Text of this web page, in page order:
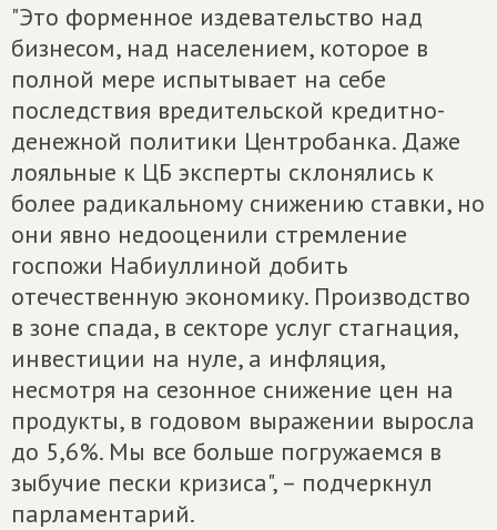
"Это форменное издевательство над
бизнесом, над населением, которое в
полной мере испытывает на себе
последствия вредительской кредитно-
денежной политики Центробанка. Даже
лояльные к ЦБ эксперты склонялись к
более радикальному снижению ставки, но
они явно недооценили стремление
госпожи Набиуллиной добить
отечественную экономику. Производство
в зоне спада, в секторе услуг стагнация,
инвестиции на нуле, а инфляция,
несмотря на сезонное снижение цен на
продукты, в годовом выражении выросла
до 5,6%. Мы все больше погружаемся в
зыбучие пески кризиса", – подчеркнул
парламентарий.